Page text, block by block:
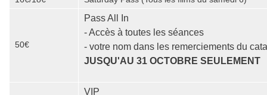
50€
Pass All In
- Accès à toutes les séances
- votre nom dans les remerciements du
JUSQU'AU 31 OCTOBRE SEULEMENT
VIP